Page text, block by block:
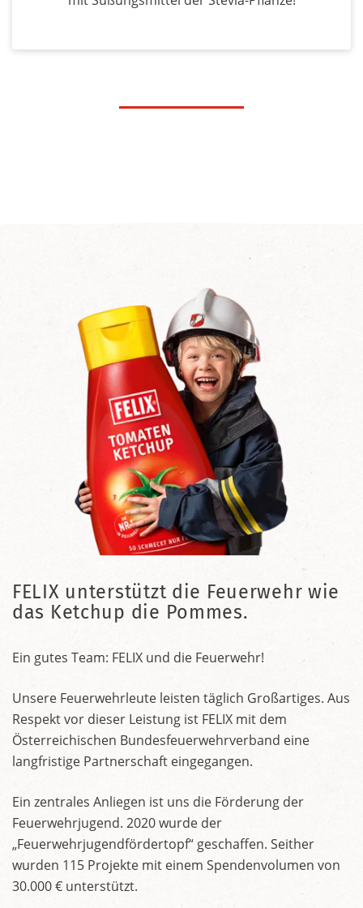
FELIX unterstützt die Feuerwehr wie
das Ketchup die Pommes.
Ein gutes Team: FELIX und die Feuerwehr!
Unsere Feuerwehrleute leisten täglich Großartiges. Aus
Respekt vor dieser Leistung ist FELIX mit dem
Österreichischen Bundesfeuerwehrverband eine
langfristige Partnerschaft eingegangen.
Ein zentrales Anliegen ist uns die Förderung der
Feuerwehrjugend. 2020 wurde der
„Feuerwehrjugendfördertopf“ geschaffen. Seither
wurden 115 Projekte mit einem Spendenvolumen von
30.000 € unterstützt.